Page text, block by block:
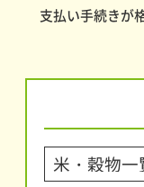
支払い手続きが